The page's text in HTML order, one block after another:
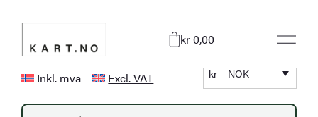
innhold
kr 0,00
Inkl. mva Excl. VAT kr – NOK
P